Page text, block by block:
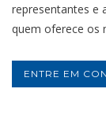
representantes e
quem oferece os
ENTRE EM